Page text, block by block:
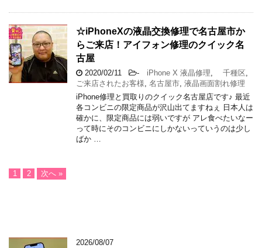
☆iPhoneXの液晶交換修理で名古屋市か
らご来店！アイフォン修理のクイック名
古屋
2020/02/11 - iPhone X 液晶修理 千種区
ご来店されたお客様 名古屋市 液晶画面割れ修理
iPhone修理と買取りのクイック名古屋店です♪ 最近
各コンビニの限定商品が沢山出てますねぇ 日本人は
確かに、限定商品には弱いですが アレ食べたいなー
って時にそのコンビニにしかないっていうのは少し
ばか …
1 2 次へ »
2026/08/07